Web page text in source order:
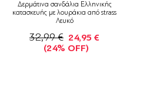
Δερμάτινα σανδάλια Ελληνικής
κατασκευής με λουράκια από strass
Λευκό
32,99 € 24,95 €
(24% OFF)